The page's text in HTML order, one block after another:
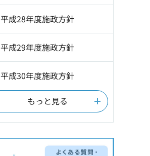
平成28年度施政方針
平成29年度施政方針
平成30年度施政方針
もっと見る